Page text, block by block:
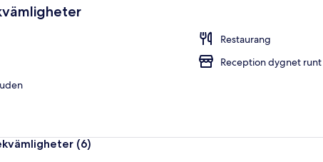
Restaurang
Reception dygnet runt
(6)